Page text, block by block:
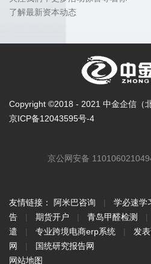
了解最新资本动态
Copyright ©2018 - 2021 中金企信（
京ICP备12043595号-4
京公网安备
友情链接： 阿米巴咨询 | 学必速学
告
| 期货开户 | 青岛甲醛检测 |
遣
| 专业跨境电商erp系统 | 发
网
|
国统研究报告网
网站地图